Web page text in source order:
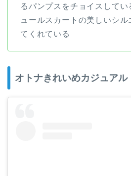
るパンプスをチョイスしてい
ュールスカートの美しいシ
てくれている
オトナきれいめカジュアル